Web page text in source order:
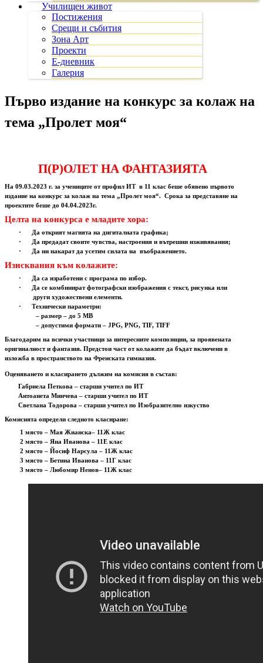
Училищен живот
Постижения
Срещи и събития
Зона Арт
Проекти
Е-дневник
Галерия
Първо издание на конкурс за колаж на
тема „Пролет моя“
П(Р)ОЛЕТ НА ФАНТАЗИЯТА
На 09.03.2023 г. за учениците от профил ИТ в 11 клас беше обявено първото
издание на конкурс за колаж на тема „Пролет моя“. Срока за представяне на
проектите беше до 04.04.2023г.
Целта на конкурса е младите хора:
·
Да открият магията на дигиталната графика;
·
Да предадат своите чувства, настроения и вътрешни изживявания;
·
Да ни накарат да усетим силата на въображението.
Изисквания към колажите:
·
Да са изработени с програма по избор.
·
Да се комбинират фотографски изображения с текст, рисунка или
други художествени елементи.
·
Технически параметри:
– размер – до 5 MB
– допустими формати – JPG, PNG, TIF, TIFF
Благодарим на всички участници за интересните композиции, за проявената
оригиналност и фантазия. Предстои част от колажите да бъдат включени в
изложба в пространството на Френската гимназия.
Оценяването и класирането дължим на комисия в състав:
Габриела Петкова – старши учител по ИТ
Антоанета Минчева – старши учител по ИТ
Светлана Тодорова – старши учител по Изобразително изкуство
Комисията определи следното класиране:
1 място – Мая Жианска– 11Ж клас
2 място – Яна Иванова – 11Е клас
2 място – Йосиф Нарсула – 11Ж клас
3 място – Бетина Иванова – 11Г клас
3 място – Любомир Ненов– 11Ж клас